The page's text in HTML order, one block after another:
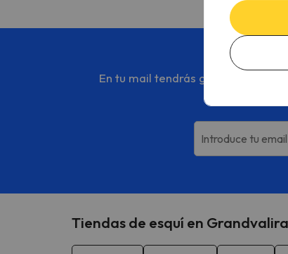
En tu mail tendrás gratis el mejor
Introduce tu email
Tiendas de esquí en Grandvalira